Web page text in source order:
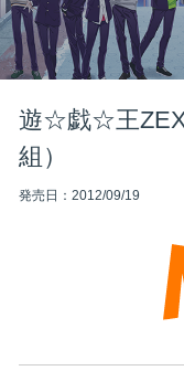
遊☆戯☆王
組）
発売日：2012/09/19